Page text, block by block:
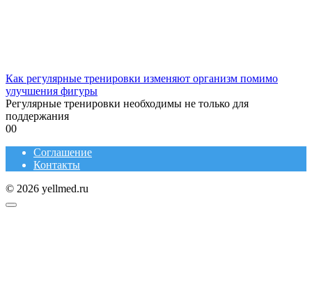
Как регулярные тренировки изменяют организм помимо
улучшения фигуры
Регулярные тренировки необходимы не только для
поддержания
00
Соглашение
Контакты
© 2026 yellmed.ru